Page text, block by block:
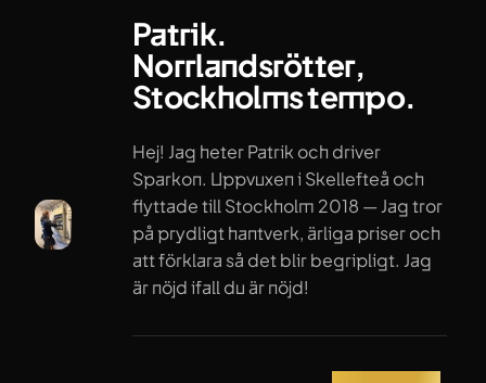
Patrik.
Norrlandsrötter,
Stockholms tempo.
Hej! Jag heter Patrik och driver
Sparkon. Uppvuxen i Skellefteå och
flyttade till Stockholm 2018 — Jag tror
på prydligt hantverk, ärliga priser och
att förklara så det blir begripligt. Jag
är nöjd ifall du är nöjd!